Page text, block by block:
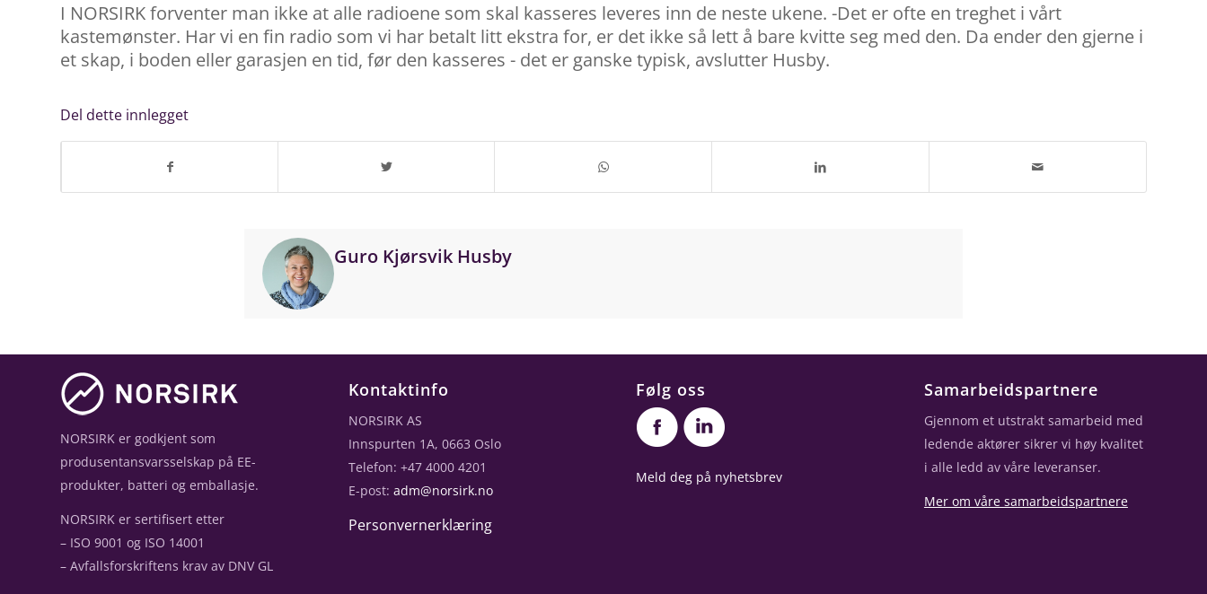
I NORSIRK forventer man ikke at alle radioene som skal kasseres leveres inn de neste ukene. -Det er ofte en treghet i vårt
kastemønster. Har vi en fin radio som vi har betalt litt ekstra for, er det ikke så lett å bare kvitte seg med den. Da ender den gjerne i
et skap, i boden eller garasjen en tid, før den kasseres - det er ganske typisk, avslutter Husby.
Del dette innlegget
Guro Kjørsvik Husby
NORSIRK er godkjent som
produsentansvarsselskap på EE-
produkter, batteri og emballasje.
NORSIRK er sertifisert etter
– ISO 9001 og ISO 14001
– Avfallsforskriftens krav av DNV GL
Kontaktinfo
NORSIRK AS
Innspurten 1A, 0663 Oslo
Telefon: +47 4000 4201
E-post: adm@norsirk.no
Personvernerklæring
Følg oss
Meld deg på nyhetsbrev
Samarbeidspartnere
Gjennom et utstrakt samarbeid med
ledende aktører sikrer vi høy kvalitet
i alle ledd av våre leveranser.
Mer om våre samarbeidspartnere